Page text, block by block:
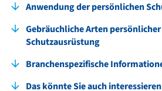
Anwendung der persönlichen
Gebräuchliche Arten persönlicher
Schutzausrüstung
Branchenspezifische
Das könnte Sie auch interessieren